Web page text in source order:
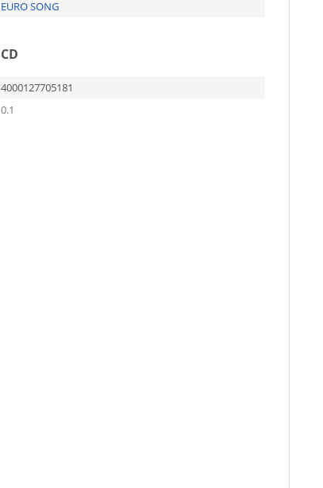
EURO SONG
CD
4000127705181
0.1